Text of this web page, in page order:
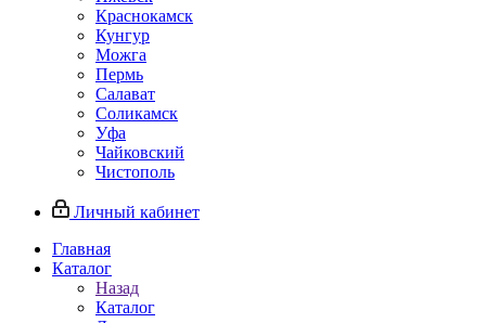
Краснокамск
Кунгур
Можга
Пермь
Салават
Соликамск
Уфа
Чайковский
Чистополь
Личный кабинет
Главная
Каталог
Назад
Каталог